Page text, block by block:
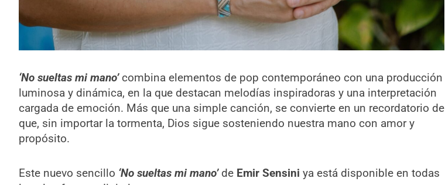
‘No sueltas mi mano’ combina elementos de pop contemporáneo con una producción
luminosa y dinámica, en la que destacan melodías inspiradoras y una interpretación
cargada de emoción. Más que una simple canción, se convierte en un recordatorio de
que, sin importar la tormenta, Dios sigue sosteniendo nuestra mano con amor y
propósito.
Este nuevo sencillo ‘No sueltas mi mano’ de Emir Sensini ya está disponible en todas